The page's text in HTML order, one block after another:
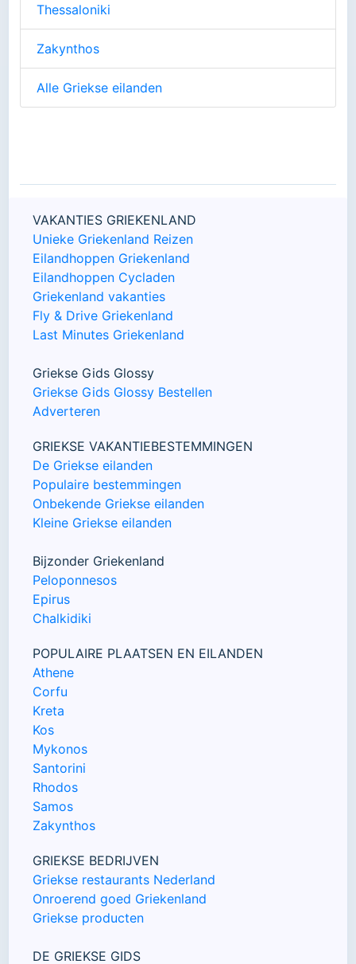
Thessaloniki
Zakynthos
Alle Griekse eilanden
VAKANTIES GRIEKENLAND
Unieke Griekenland Reizen
Eilandhoppen Griekenland
Eilandhoppen Cycladen
Griekenland vakanties
Fly & Drive Griekenland
Last Minutes Griekenland
Griekse Gids Glossy
Griekse Gids Glossy Bestellen
Adverteren
GRIEKSE VAKANTIEBESTEMMINGEN
De Griekse eilanden
Populaire bestemmingen
Onbekende Griekse eilanden
Kleine Griekse eilanden
Bijzonder Griekenland
Peloponnesos
Epirus
Chalkidiki
POPULAIRE PLAATSEN EN EILANDEN
Athene
Corfu
Kreta
Kos
Mykonos
Santorini
Rhodos
Samos
Zakynthos
GRIEKSE BEDRIJVEN
Griekse restaurants Nederland
Onroerend goed Griekenland
Griekse producten
DE GRIEKSE GIDS